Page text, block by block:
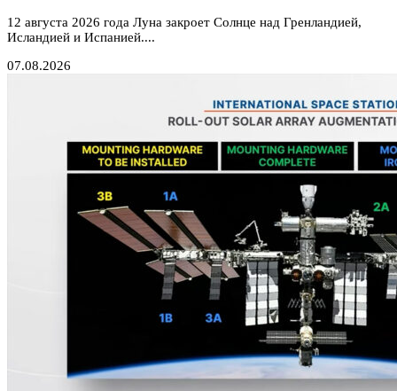
12 августа 2026 года Луна закроет Солнце над Гренландией,
Исландией и Испанией....
07.08.2026